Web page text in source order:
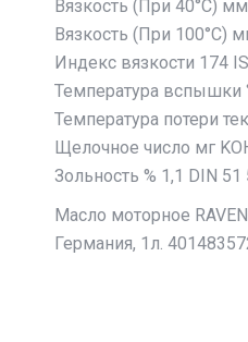
Вязкость (При 40°C)
Вязкость (При 100°C)
Индекс вязкости 174
Температура вспышки
Температура потери
Щелочное число мг
Зольность % 1,1 DIN 51
Масло моторное
Германия, 1л.